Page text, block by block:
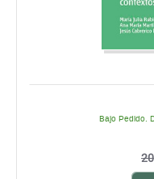
Bajo Pedido.